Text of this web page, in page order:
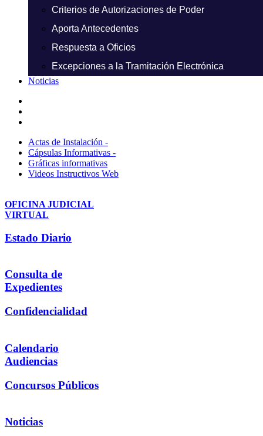
Criterios de Autorizaciones de Poder
Aporta Antecedentes
Respuesta a Oficios
Excepciones a la Tramitación Electrónica
Noticias
Actas de Instalación -
Cápsulas Informativas -
Gráficas informativas
Videos Instructivos Web
OFICINA JUDICIAL
VIRTUAL
Estado Diario
Consulta de
Expedientes
Confidencialidad
Calendario
Audiencias
Concursos Públicos
Noticias